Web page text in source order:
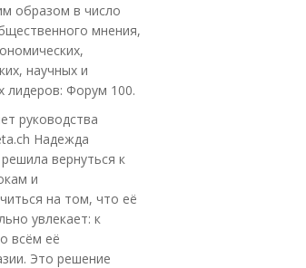
образом в число
мнения,
научных и
лидеров: Форум 100.
руководства
Надежда
вернуться к
и
на том, что её
увлекает: к
всём её
Это решение